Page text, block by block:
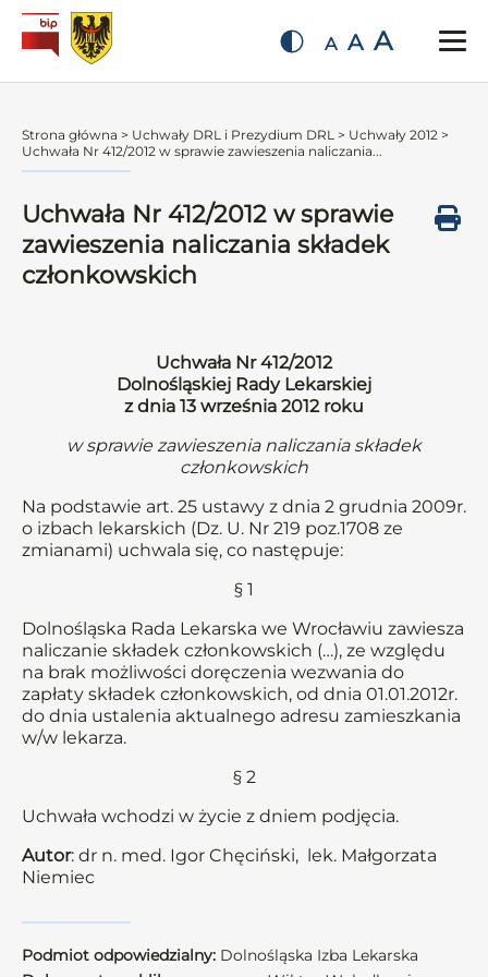
A A A
Strona główna > Uchwały DRL i Prezydium DRL > Uchwały 2012 >
Uchwała Nr 412/2012 w sprawie zawieszenia naliczania...
Uchwała Nr 412/2012 w sprawie
zawieszenia naliczania składek
członkowskich
Uchwała Nr 412/2012
Dolnośląskiej Rady Lekarskiej
z dnia 13 września 2012 roku
w sprawie zawieszenia naliczania składek
członkowskich
Na podstawie art. 25 ustawy z dnia 2 grudnia 2009r.
o izbach lekarskich (Dz. U. Nr 219 poz.1708 ze
zmianami) uchwala się, co następuje:
§ 1
Dolnośląska Rada Lekarska we Wrocławiu zawiesza
naliczanie składek członkowskich (…), ze względu
na brak możliwości doręczenia wezwania do
zapłaty składek członkowskich, od dnia 01.01.2012r.
do dnia ustalenia aktualnego adresu zamieszkania
w/w lekarza.
§ 2
Uchwała wchodzi w życie z dniem podjęcia.
Autor: dr n. med. Igor Chęciński, lek. Małgorzata
Niemiec
Podmiot odpowiedzialny: Dolnośląska Izba Lekarska